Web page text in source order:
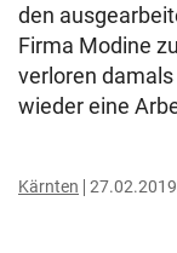
den
Firma Modine
verloren
wieder eine
Kärnten